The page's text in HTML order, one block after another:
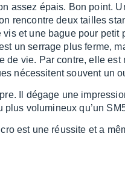
assez épais. Bon point.
rencontre deux tailles
et une bague pour petit
un serrage plus ferme,
de vie. Par contre, elle est
néces­sitent souvent un
Il dégage une
plus volu­mi­neux qu’un
est une réus­site et a